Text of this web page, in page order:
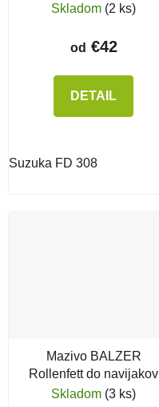
Skladom (2 ks)
od €42
DETAIL
Suzuka FD 308
Mazivo BALZER
Rollenfett do navijakov
Skladom (3 ks)